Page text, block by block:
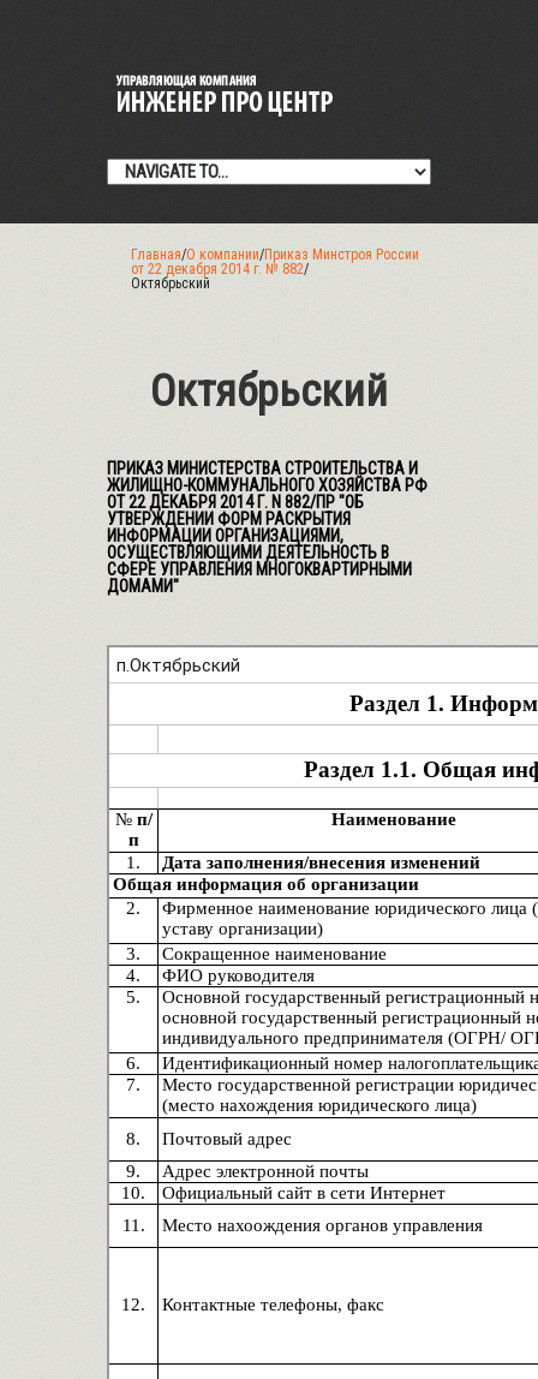
Главная/О компании/Приказ Минстроя России
от 22 декабря 2014 г. № 882/
Октябрьский
Октябрьский
ПРИКАЗ МИНИСТЕРСТВА СТРОИТЕЛЬСТВА И
ЖИЛИЩНО-КОММУНАЛЬНОГО ХОЗЯЙСТВА РФ
ОТ 22 ДЕКАБРЯ 2014 Г. N 882/ПР "ОБ
УТВЕРЖДЕНИИ ФОРМ РАСКРЫТИЯ
ИНФОРМАЦИИ ОРГАНИЗАЦИЯМИ,
ОСУЩЕСТВЛЯЮЩИМИ ДЕЯТЕЛЬНОСТЬ В
СФЕРЕ УПРАВЛЕНИЯ МНОГОКВАРТИРНЫМИ
ДОМАМИ"